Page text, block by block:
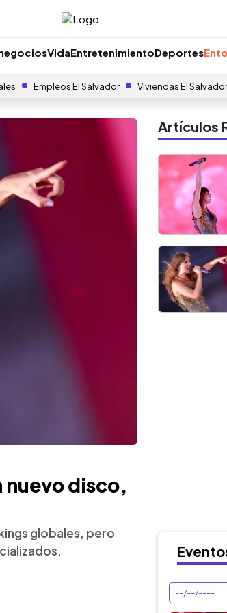
VidaEntretenimientoDeportes
Empleos El Salvador Viviendas El Salvador
disco,
globales, pero
Artículos